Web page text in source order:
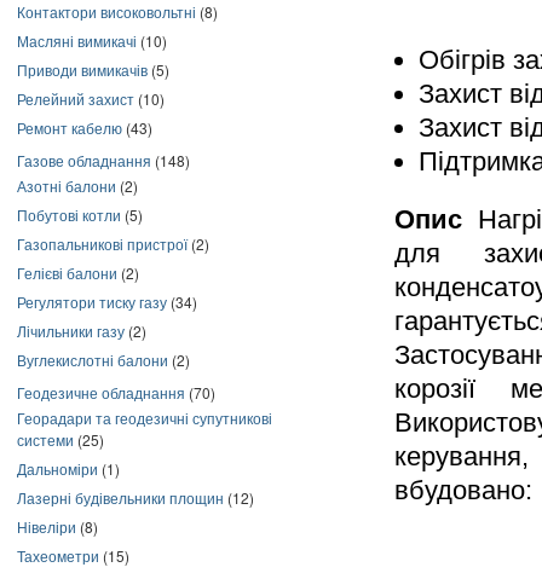
Контактори високовольтні (8)
Масляні вимикачі (10)
Приводи вимикачів (5)
Релейний захист (10)
Ремонт кабелю (43)
Газове обладнання (148)
Азотні балони (2)
Побутові котли (5)
Газопальникові пристрої(2)
Гелієві балони (2)
Регулятори тиску газу (34)
Лічильники газу (2)
Вуглекислотні балони (2)
Геодезичне обладнання (70)
Георадари та геодезичні супутникові
системи (25)
Дальноміри (1)
Лазерні будівельники площин (12)
Нівеліри (8)
Тахеометри (15)
Обігрів
Захист
Захист
Опис
для
корозії
вбудовано: